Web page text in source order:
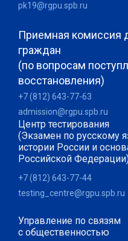
pk19@rgpu.spb.ru
Приемная комиссия
граждан
(по вопросам
восстановления)
+7 (812) 643-77-63
admission@rgpu.spb.ru
Центр тестирования
(Экзамен по русскому
истории России и
Российской
+7 (812) 643-77-44
testing_centre@rgpu.spb.ru
Управление по связям
с общественностью